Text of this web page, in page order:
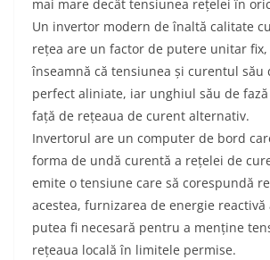
mai mare decât tensiunea rețelei în
Un invertor modern de înaltă calitate
rețea are un factor de putere unitar fix,
înseamnă că tensiunea și curentul său
perfect aliniate, iar unghiul său de
față de rețeaua de curent alternativ.
Invertorul are un computer de bord
forma de undă curentă a rețelei de
emite o tensiune care să corespundă
acestea, furnizarea de energie
putea fi necesară pentru a menține
rețeaua locală în limitele permise.